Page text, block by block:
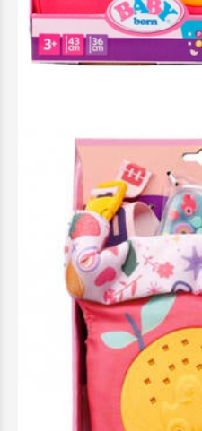
Προσθήκη
Baby Born